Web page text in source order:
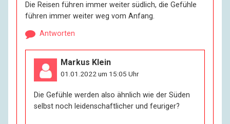
Die Reisen führen immer weiter südlich, die Gefühle
führen immer weiter weg vom Anfang.
Antworten
Markus Klein
01.01.2022 um 15:05 Uhr
Die Gefühle werden also ähnlich wie der Süden
selbst noch leidenschaftlicher und feuriger?